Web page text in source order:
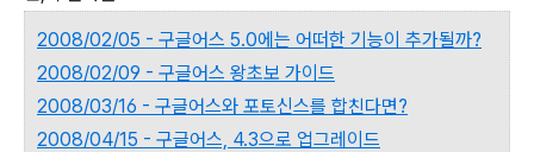
2008/02/05 - 구글어스 5.0에는 어떠한 기능이 추가될까?
2008/02/09 - 구글어스 왕초보 가이드
2008/03/16 - 구글어스와 포토신스를 합친다면?
2008/04/15 - 구글어스, 4.3으로 업그레이드